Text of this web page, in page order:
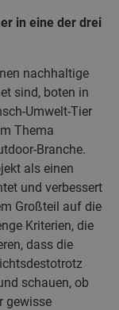
in eine der drei
nachhaltige
sind, boten in
Umwelt-Tier
Thema
Branche.
als einen
und verbessert
Großteil auf die
Kriterien, die
dass die
schauen, ob
gewisse